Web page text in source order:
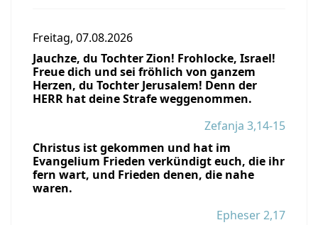
Freitag, 07.08.2026
Jauchze, du Tochter Zion! Frohlocke, Israel!
Freue dich und sei fröhlich von ganzem
Herzen, du Tochter Jerusalem! Denn der
HERR hat deine Strafe weggenommen.
Zefanja 3,14-15
Christus ist gekommen und hat im
Evangelium Frieden verkündigt euch, die ihr
fern wart, und Frieden denen, die nahe
waren.
Epheser 2,17